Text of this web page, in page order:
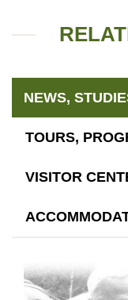
NEWS,
TOURS,
VISITOR